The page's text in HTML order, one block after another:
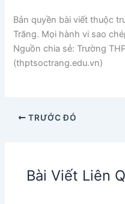
Bản quyền bài viết thuộc
Trăng. Mọi hành vi sao
Nguồn chia sẻ: Trường
(thptsoctrang.edu.vn)
TRƯỚC ĐÓ
Bài Viết Liên